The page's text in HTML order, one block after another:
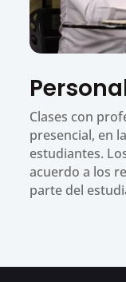
Clases con
presencial, en
estudiantes.
acuerdo a los
parte del